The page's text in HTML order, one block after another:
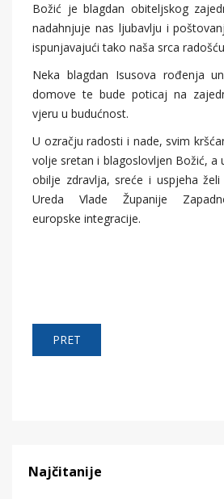
Božić je blagdan obiteljskog
nadahnjuje nas ljubavlju i
ispunjavajući tako naša srca
Neka blagdan Isusova rođenja
domove te bude poticaj na
vjeru u budućnost.
U ozračju radosti i nade, svim
volje sretan i blagoslovljen Božić, a
obilje zdravlja, sreće i uspjeha
Ureda Vlade Županije
europske integracije.
PRET
Najčitanije